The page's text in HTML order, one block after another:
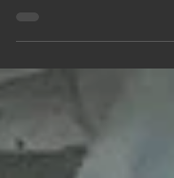
常営業いたしますので